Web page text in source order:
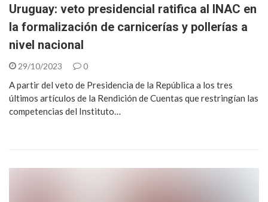
Uruguay: veto presidencial ratifica al INAC en
la formalización de carnicerías y pollerías a
nivel nacional
29/10/2023 0
A partir del veto de Presidencia de la República a los tres
últimos artículos de la Rendición de Cuentas que restringían las
competencias del Instituto…